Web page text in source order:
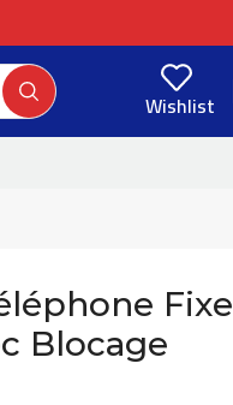
Wishlist
Fixe
Blocage